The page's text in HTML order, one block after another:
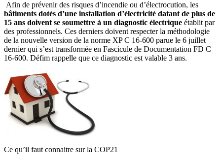
Afin de prévenir des risques d’incendie ou d’électrocution, les
bâtiments dotés d’une installation d’électricité datant de plus de
15 ans doivent se soumettre à un diagnostic électrique établit par
des professionnels. Ces derniers doivent respecter la méthodologie
de la nouvelle version de la norme XP C 16-600 parue le 6 juillet
dernier qui s’est transformée en Fascicule de Documentation FD C
16-600. Défim rappelle que ce diagnostic est valable 3 ans.
Ce qu’il faut connaitre sur la COP21